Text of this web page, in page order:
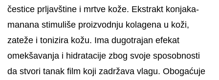
čestice prljavštine i mrtve kože. Ekstrakt konjaka-
manana stimuliše proizvodnju kolagena u koži,
zateže i tonizira kožu. Ima dugotrajan efekat
omekšavanja i hidratacije zbog svoje sposobnosti
da stvori tanak film koji zadržava vlagu. Obogaćuje